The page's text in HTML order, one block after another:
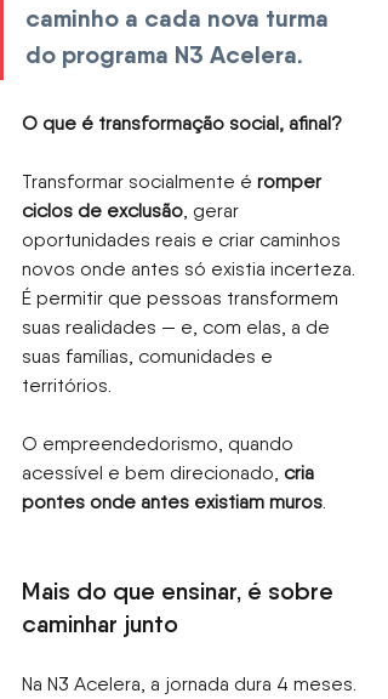
caminho a cada nova turma
do programa N3 Acelera.
O que é transformação social, afinal?
Transformar socialmente é romper
ciclos de exclusão , gerar
oportunidades reais e criar caminhos
novos onde antes só existia incerteza.
É permitir que pessoas transformem
suas realidades — e, com elas, a de
suas famílias, comunidades e
territórios.
O empreendedorismo, quando
acessível e bem direcionado, cria
pontes onde antes existiam muros
Mais do que ensinar, é sobre
caminhar junto
Na N3 Acelera, a jornada dura 4 meses.